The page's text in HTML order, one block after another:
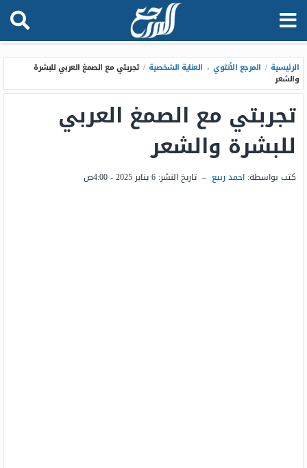
الرئيسية / المرجع الأنثوي ، العناية الشخصية / تجربتي مع الصمغ العربي للبشرة
والشعر
تجربتي مع الصمغ العربي
للبشرة والشعر
كتب بواسطة: احمد ربيع – تاريخ النشر: 6 يناير 2025 - 4:00ص